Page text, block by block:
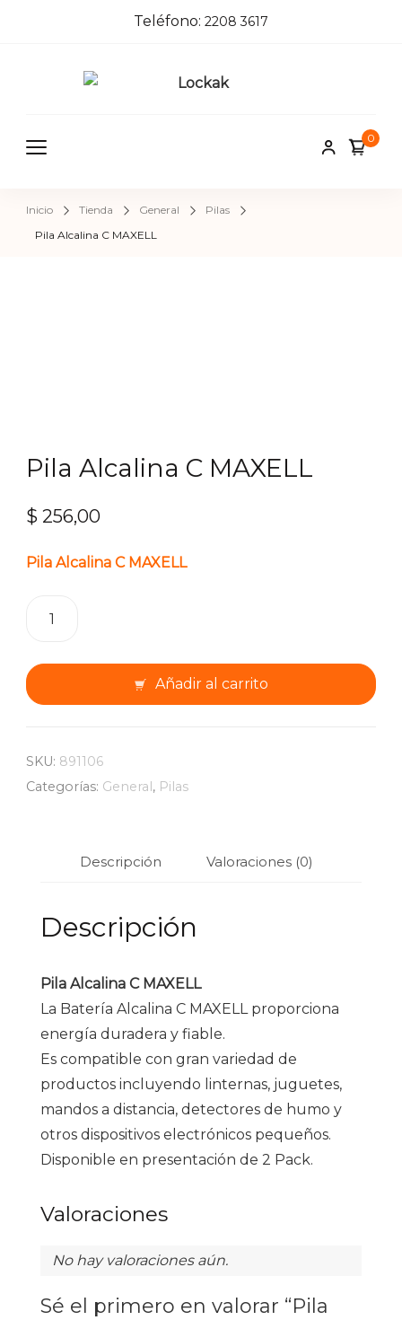
Teléfono: 2208 3617
k
insumos
0
Inicio Tienda General
Pilas
Pila Alcalina C MAXELL
Pila Alcalina C MAXELL
$ 256,00
Pila Alcalina C MAXELL
Alcalina
MAXELL
cantidad
Añadir al carrito
SKU: 891106
Categorías: General, Pilas
Descripción Valoraciones (0)
Descripción
Pila Alcalina C MAXELL
La Batería Alcalina C MAXELL proporciona
energía duradera y fiable.
Es compatible con gran variedad de
productos incluyendo linternas, juguetes,
mandos a distancia, detectores de humo y
otros dispositivos electrónicos pequeños.
Disponible en presentación de 2 Pack.
Valoraciones
No hay valoraciones aún.
Sé el primero en valorar “Pila